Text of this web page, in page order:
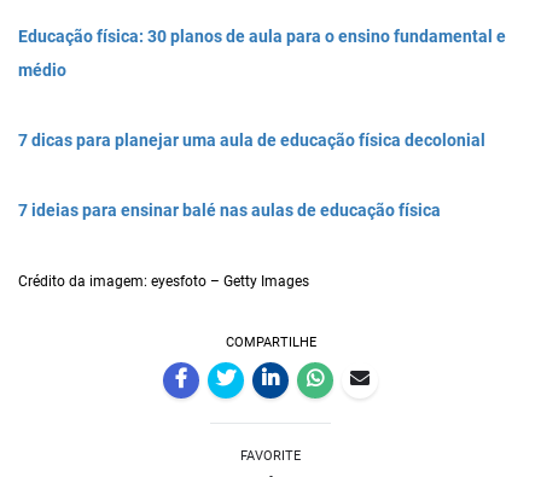
Educação física: 30 planos de aula para o ensino fundamental e
médio
7 dicas para planejar uma aula de educação física decolonial
7 ideias para ensinar balé nas aulas de educação física
Crédito da imagem: eyesfoto – Getty Images
COMPARTILHE
FAVORITE